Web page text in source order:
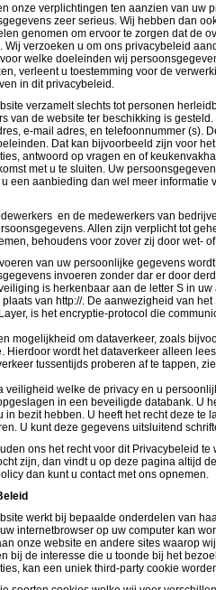
onze verplichtingen ten aanzien van uw
zeer serieus. Wij hebben dan
genomen om ervoor te zorgen dat de
Wij verzoeken u om ons privacybeleid
welke doeleinden wij
verleent u toestemming voor de
in dit privacybeleid.
verzamelt slechts tot personen
van de website ter beschikking is
e-mail adres, en telefoonnummer (s).
Dat kan bijvoorbeeld zijn voor
antwoord op vragen en of
met u te sluiten. Uw
een aanbieding dan wel meer informatie
en de medewerkers van
Allen zijn verplicht tot
behoudens voor zover zij door wet-
van uw persoonlijke gegevens
invoeren zonder dar er door
is herkenbaar aan de letter S in
plaats van http://. De aanwezigheid van
is het encryptie-protocol die
mogelijkheid om dataverkeer, zoals
Hierdoor wordt het dataverkeer alleen
tussentijds proberen af te tappen,
veiligheid welke de privacy en u
in een beveiligde databank. U
in bezit hebben. U heeft het recht deze te
U kunt deze gegevens uitsluitend
ons het recht voor dit Privacybeleid
zijn, dan vindt u op deze pagina altijd
dan kunt u contact met ons opnemen.
werkt bij bepaalde onderdelen van
internetbrowser op uw computer kan
onze website en andere sites waarop
bij de interesse die u toonde bij het
kan een uniek third-party cookie